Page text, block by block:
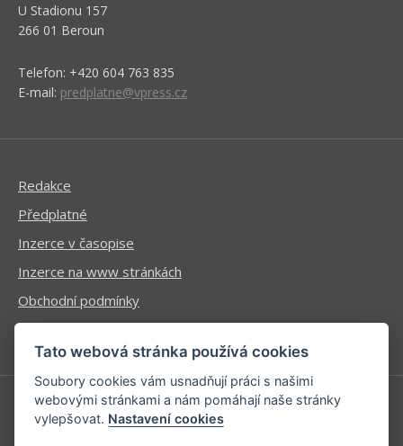
U Stadionu 157
266 01 Beroun
Telefon: +420 604 763 835
E-mail: predplatne@vpress.cz
Redakce
Předplatné
Inzerce v časopise
Inzerce na www stránkách
Obchodní podmínky
Ochrana osobních údajů
Příhlášení | Registrace
Tato webová stránka používá cookies
Soubory cookies vám usnadňují práci s našimi
webovými stránkami a nám pomáhají naše stránky
vylepšovat. Nastavení cookies